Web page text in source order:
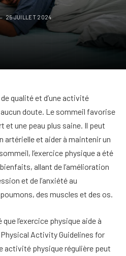
25 JUILLET 2024
qualité et d’une activité
doute. Le sommeil favorise
une peau plus saine. Il peut
artérielle et aider à maintenir un
l’exercice physique a été
allant de l’amélioration
et de l’anxiété au
des muscles et des os.
l’exercice physique aide à
Activity Guidelines for
activité physique régulière peut